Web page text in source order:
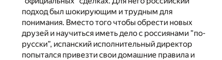
подход был шокирующим и трудным для
понимания. Вместо того чтобы обрести новых
друзей и научиться иметь дело с россиянами ”по-
русски”, испанский исполнительный директор
попытался привезти свои домашние правила и